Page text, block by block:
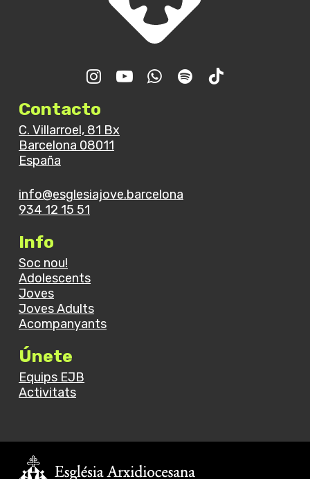
Contacto
C. Villarroel, 81 Bx
Barcelona 08011
España
info@esglesiajove.barcelona
934 12 15 51
Info
Soc nou!
Adolescents
Joves
Joves Adults
Acompanyants
Únete
Equips EJB
Activitats